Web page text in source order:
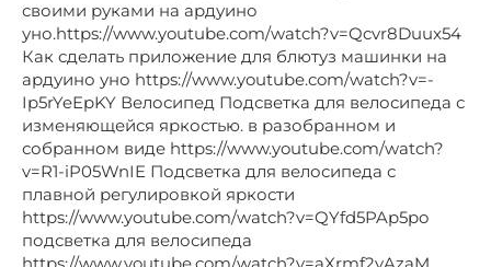
своими руками на ардуино
уно.https://www.youtube.com/watch?v=Qcvr8Duux54
Как сделать приложение для блютуз машинки на
ардуино уно https://www.youtube.com/watch?v=-
Ip5rYeEpKY Велосипед Подсветка для велосипеда с
изменяющейся яркостью. в разобранном и
собранном виде https://www.youtube.com/watch?
v=R1-iP05WnIE Подсветка для велосипеда с
плавной регулировкой яркости
https://www.youtube.com/watch?v=QYfd5PAp5po
подсветка для велосипеда